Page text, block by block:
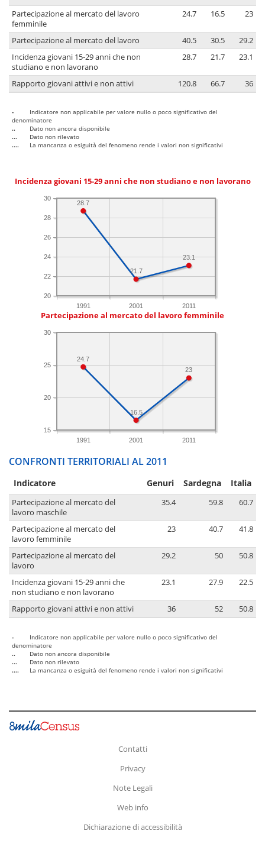
Partecipazione al mercato del lavoro
femminile
24.7 16.5 23
Partecipazione al mercato del lavoro 40.5 30.5
29.2
Incidenza giovani 15-29 anni che non
studiano e non lavorano
28.7 21.7 23.1
Rapporto giovani attivi e non attivi 120.8 66.7 36
-
Indicatore non applicabile per valore nullo o poco significativo del
denominatore
..
Dato non ancora disponibile
...
Dato non rilevato
....
La mancanza o esiguità del fenomeno rende i valori non significativi
Incidenza giovani 15-29 anni che non studiano e non lavorano
1991 2001 2011
20
22
24
26
28
30
23.1
21.7
28.7
Partecipazione al mercato del lavoro femminile
1991 2001 2011
15
20
25
30
23
16.5
24.7
CONFRONTI TERRITORIALI AL 2011
Indicatore Genuri Sardegna Italia
Partecipazione al mercato del
lavoro maschile
35.4 59.8 60.7
Partecipazione al mercato del
lavoro femminile
23 40.7 41.8
Partecipazione al mercato del
lavoro
29.2 50 50.8
Incidenza giovani 15-29 anni che
non studiano e non lavorano
23.1 27.9 22.5
Rapporto giovani attivi e non attivi 36 52 50.8
-
Indicatore non applicabile per valore nullo o poco significativo del
denominatore
..
Dato non ancora disponibile
...
Dato non rilevato
....
La mancanza o esiguità del fenomeno rende i valori non significativi
Contatti
Privacy
Note Legali
Web info
Dichiarazione di accessibilità